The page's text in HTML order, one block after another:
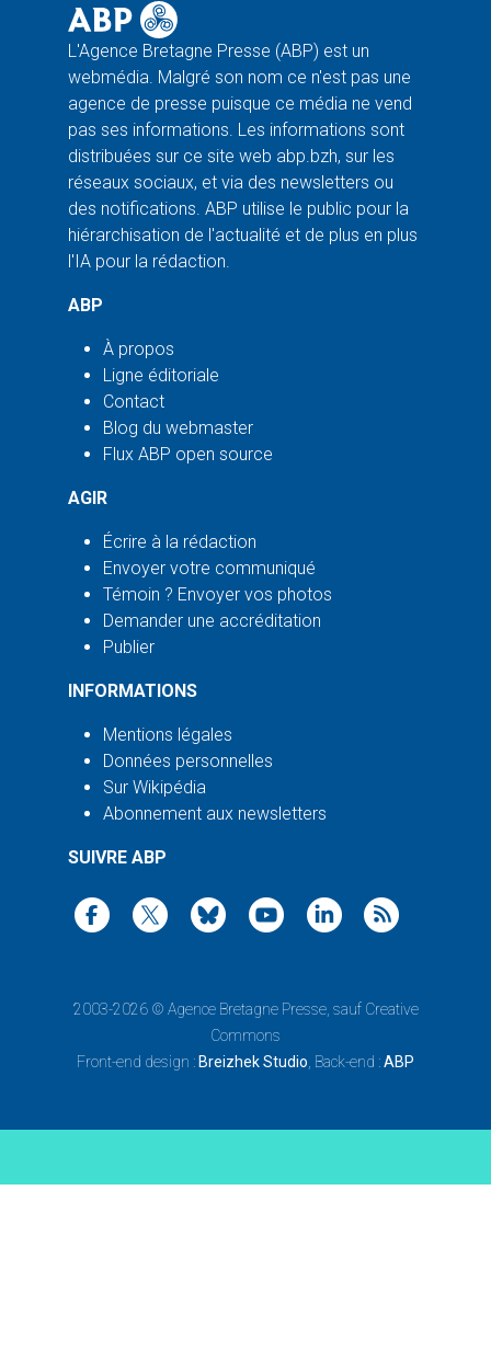
L'Agence Bretagne Presse (ABP) est un
webmédia. Malgré son nom ce n'est pas une
agence de presse puisque ce média ne vend
pas ses informations. Les informations sont
distribuées sur ce site web abp.bzh, sur les
réseaux sociaux, et via des newsletters ou
des notifications. ABP utilise le public pour la
hiérarchisation de l'actualité et de plus en plus
l'IA pour la rédaction.
ABP
À propos
Ligne éditoriale
Contact
Blog du webmaster
Flux ABP open source
AGIR
Écrire à la rédaction
Envoyer votre communiqué
Témoin ? Envoyer vos photos
Demander une accréditation
Publier
INFORMATIONS
Mentions légales
Données personnelles
Sur Wikipédia
Abonnement aux newsletters
SUIVRE ABP
2003-2026 © Agence Bretagne Presse, sauf Creative
Commons
Front-end design : Breizhek Studio, Back-end :ABP